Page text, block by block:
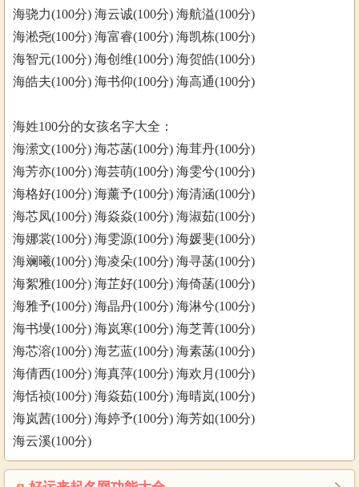
海骁力(100分) 海云诚(100分) 海航溢(100分)
海淞尧(100分) 海富睿(100分) 海凯栋(100分)
海智元(100分) 海创维(100分) 海贺皓(100分)
海皓夫(100分) 海书仰(100分) 海高通(100分)
海姓100分的女孩名字大全：
海潆文(100分) 海芯菡(100分) 海茸丹(100分)
海芳亦(100分) 海芸萌(100分) 海雯兮(100分)
海格好(100分) 海薰予(100分) 海清涵(100分)
海芯凤(100分) 海焱焱(100分) 海淑茹(100分)
海娜裳(100分) 海雯源(100分) 海媛斐(100分)
海斓曦(100分) 海凌朵(100分) 海寻菡(100分)
海絮雅(100分) 海芷好(100分) 海倚菡(100分)
海雅予(100分) 海晶丹(100分) 海淋兮(100分)
海书墁(100分) 海岚寒(100分) 海芝菁(100分)
海芯溶(100分) 海艺蓝(100分) 海素菡(100分)
海倩西(100分) 海真萍(100分) 海欢月(100分)
海恬祯(100分) 海焱茹(100分) 海晴岚(100分)
海岚茜(100分) 海婷予(100分) 海芳如(100分)
海云溪(100分)